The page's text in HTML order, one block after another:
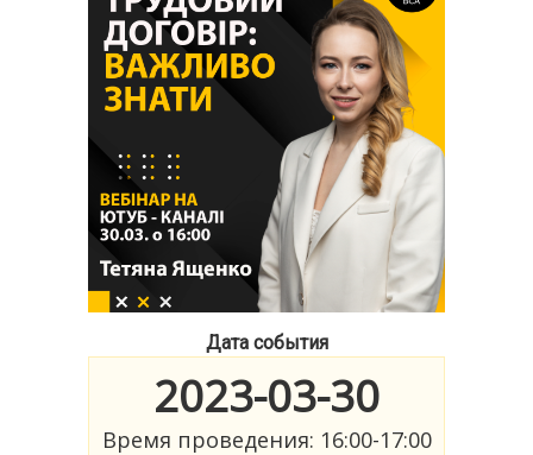
Дата события
2023-03-30
Время проведения: 16:00-17:00